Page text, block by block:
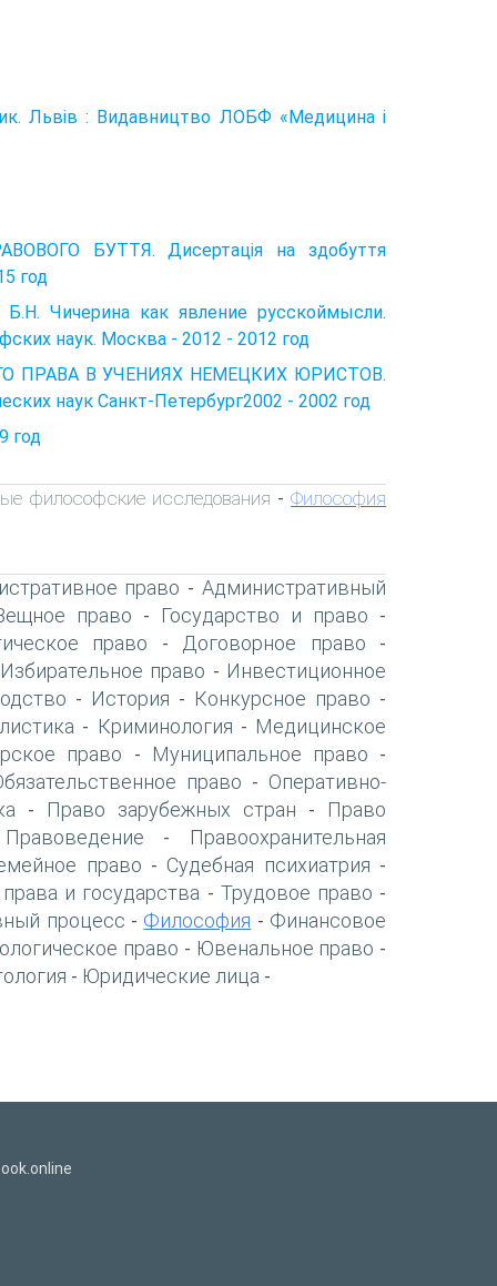
Львів : Видавництво ЛОБФ «Медицина і
БУТТЯ. Дисертація на здобуття
год
Чичерина как явление русскоймысли.
наук. Москва - 2012 - 2012 год
ПРАВА В УЧЕНИЯХ НЕМЕЦКИХ ЮРИСТОВ.
наук Санкт-Петербург2002 - 2002 год
год
философские исследования -Философия
право -Административный
право - Государство и право -
право - Договорное право -
Избирательное право - Инвестиционное
- История - Конкурсное право -
- Криминология - Медицинское
право - Муниципальное право -
право - Оперативно-
- Право зарубежных стран - Право
Правоведение -
Правоохранительная
право - Судебная психиатрия -
и государства - Трудовое право -
процесс - Философия - Финансовое
право - Ювенальное право -
- Юридические лица -